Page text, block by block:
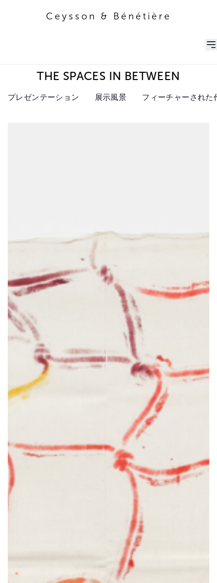
Ceysson & Bénétière
THE SPACES IN BETWEEN
プレゼンテーション 展示風景 フィーチャーされた